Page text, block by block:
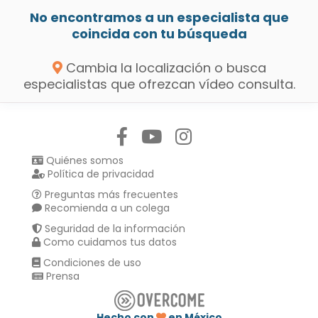
No encontramos a un especialista que
coincida con tu búsqueda
Cambia la localización o busca
especialistas que ofrezcan vídeo consulta.
Quiénes somos
Política de privacidad
Preguntas más frecuentes
Recomienda a un colega
Seguridad de la información
Como cuidamos tus datos
Condiciones de uso
Prensa